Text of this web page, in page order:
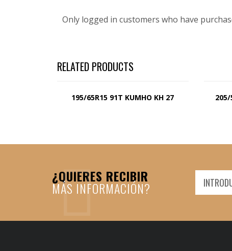
Only logged in customers who have
RELATED PRODUCTS
195/65R15 91T KUMHO KH 27 205/
¿QUIERES RECIBIR
MÁS INFORMACIÓN?